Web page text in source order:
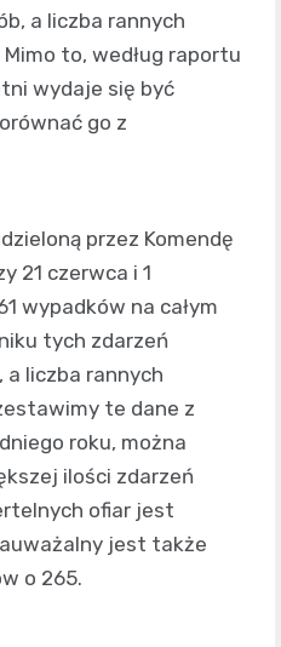
a liczba rannych
to, według raportu
wydaje się być
go z
przez Komendę
21 czerwca i 1
wypadków na całym
tych zdarzeń
a liczba rannych
te dane z
roku, można
ilości zdarzeń
ofiar jest
jest także
o 265.